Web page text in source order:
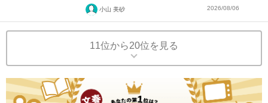
小山 美砂 2026/08/06
11位から20位を見る